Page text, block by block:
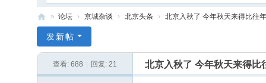
京
» 论坛 › 京城杂谈 › 北京头条 › 北京入秋了 今年秋天来得比往
发新帖
查看: 688 回复: 21 北京入秋了 今年秋天来得比